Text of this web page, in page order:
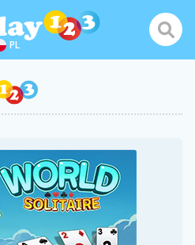
PL